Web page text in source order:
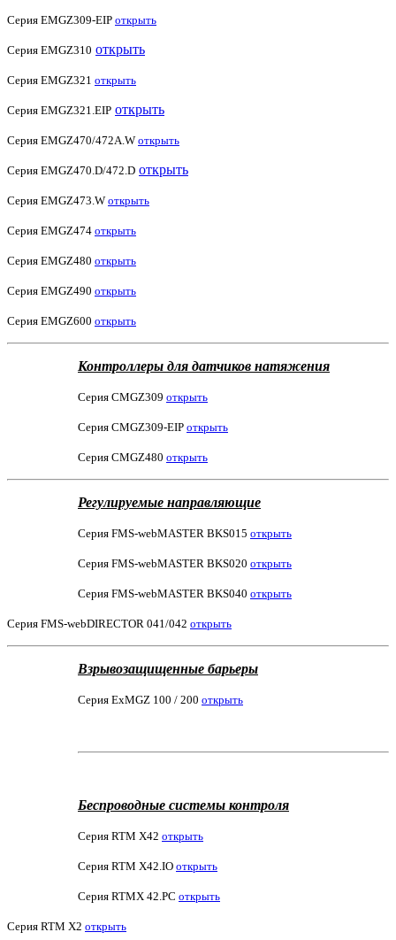
Серия EMGZ309-EIP открыть
Серия EMGZ310 открыть
Серия EMGZ321 открыть
Серия EMGZ321.EIP открыть
Серия EMGZ470/472A.W открыть
Серия EMGZ470.D/472.D открыть
Серия EMGZ473.W открыть
Серия EMGZ474 открыть
Серия EMGZ480 открыть
Серия EMGZ490 открыть
Серия EMGZ600 открыть
Контроллеры для датчиков натяжения
Серия CMGZ309 открыть
Серия CMGZ309-EIP открыть
Серия CMGZ480 открыть
Регулируемые направляющие
Серия FMS-webMASTER BKS015 открыть
Серия FMS-webMASTER BKS020 открыть
Серия FMS-webMASTER BKS040 открыть
Серия FMS-webDIRECTOR 041/042 открыть
Взрывозащищенные барьеры
Серия ExMGZ 100 / 200 открыть
Беспроводные системы контроля
Серия RTM X42 открыть
Серия RTM X42.IO открыть
Серия RTMX 42.PC открыть
Серия RTM X2 открыть